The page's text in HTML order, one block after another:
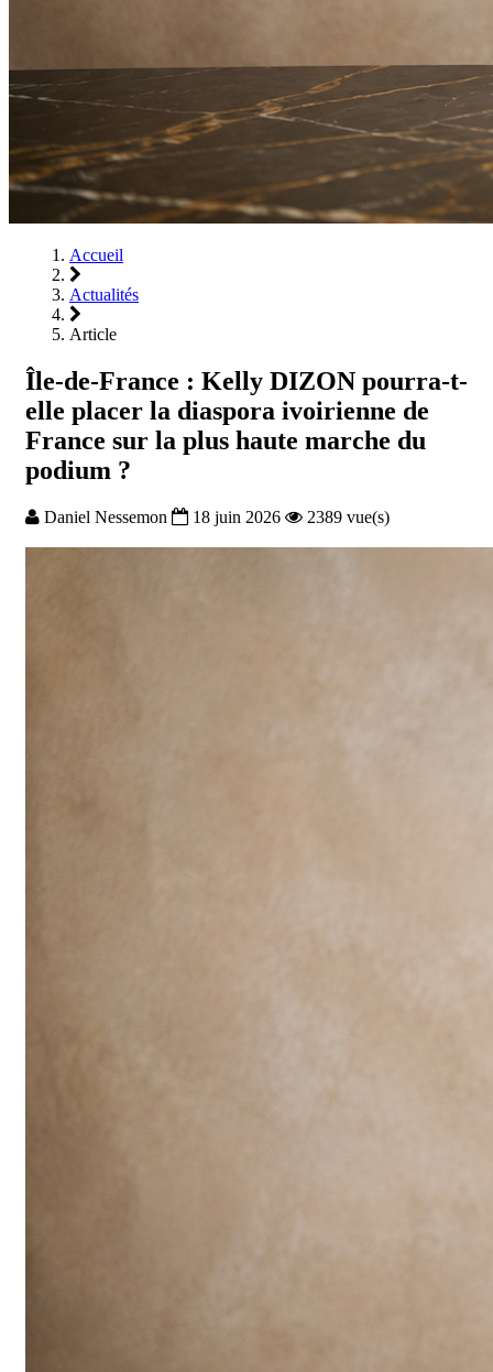
Accueil
Actualités
Article
Île-de-France : Kelly DIZON pourra-t-
elle placer la diaspora ivoirienne de
France sur la plus haute marche du
podium ?
Daniel Nessemon 18 juin 2026 2389 vue(s)